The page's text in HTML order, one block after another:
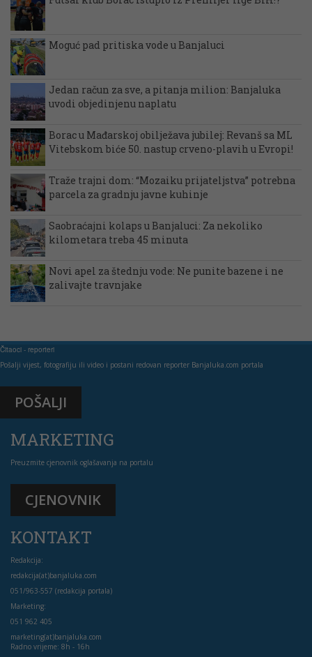
Moguć pad pritiska vode u Banjaluci
Jedan račun za sve, a pitanja milion: Banjaluka
uvodi objedinjenu naplatu
Borac u Mađarskoj obilježava jubilej: Revanš sa ML
Vitebskom biće 50. nastup crveno-plavih u Evropi!
Traže trajni dom: “Mozaiku prijateljstva” potrebna
parcela za gradnju javne kuhinje
Saobraćajni kolaps u Banjaluci: Za nekoliko
kilometara treba 45 minuta
Novi apel za štednju vode: Ne punite bazene i ne
zalivajte travnjake
Čitaoci - reporteri
Pošalji vijest, fotografiju ili video i postani redovan reporter Banjaluka.com portala
POŠALJI
MARKETING
Preuzmite cjenovnik oglašavanja na portalu
CJENOVNIK
KONTAKT
Redakcija:
redakcija(at)banjaluka.com
051/963-557 (redakcija portala)
Marketing:
051 962 405
marketing(at)banjaluka.com
Radno vrijeme: 8h - 16h